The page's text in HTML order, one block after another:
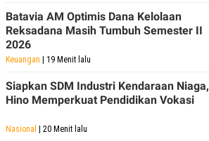
USE
PEDOMAN
PEMBERITAAN
SIBER
POLICY
Batavia AM Optimis Dana Kelolaan
Reksadana Masih Tumbuh Semester II
2026
Keuangan | 19 Menit lalu
Siapkan SDM Industri Kendaraan Niaga,
Hino Memperkuat Pendidikan Vokasi
Nasional | 20 Menit lalu